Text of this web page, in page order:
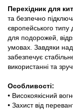
Перехідник для
та безпечно
європейського типу
для подорожей,
умовах. Завдяки
забезпечує
використанні та
Особливості:
• Високоякісний
• Захист від